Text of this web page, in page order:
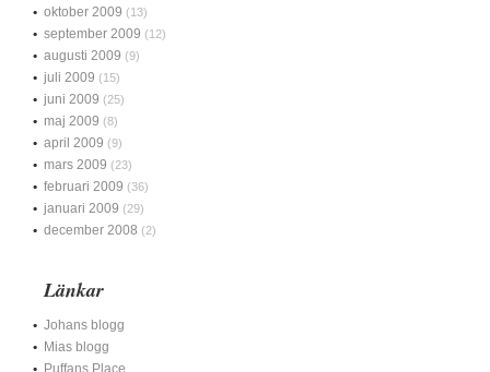
oktober 2009 (13)
september 2009 (12)
augusti 2009 (9)
juli 2009 (15)
juni 2009 (25)
maj 2009 (8)
april 2009 (9)
mars 2009 (23)
februari 2009 (36)
januari 2009 (29)
december 2008 (2)
Länkar
Johans blogg
Mias blogg
Puffans Place